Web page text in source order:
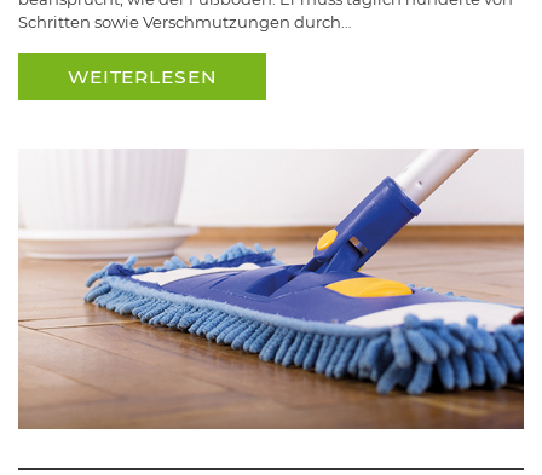
Schritten sowie Verschmutzungen durch…
WEITERLESEN